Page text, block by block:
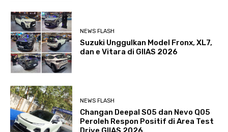
NEWS FLASH
Suzuki Unggulkan Model Fronx, XL7,
dan e Vitara di GIIAS 2026
NEWS FLASH
Changan Deepal S05 dan Nevo Q05
Peroleh Respon Positif di Area Test